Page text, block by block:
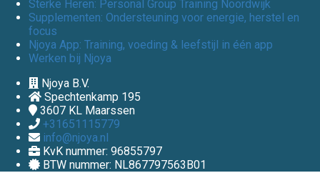
Sterke Heren: Personal Group Training Noordwijk
Supplementen: Ondersteuning voor energie, herstel en
focus
Njoya App: Training, voeding & leefstijl in één app
Werken bij Njoya
Njoya B.V.
Spechtenkamp 195
3607 KL Maarssen
+31651115779
info@njoya.nl
KvK nummer: 96855797
BTW nummer: NL867797563B01